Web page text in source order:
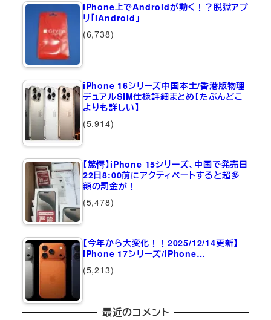
iPhone上でAndroidが動く！？脱獄アプ
リ「iAndroid」
(6,738)
iPhone 16シリーズ中国本土/香港版物理
デュアルSIM仕様詳細まとめ【たぶんどこ
よりも詳しい】
(5,914)
【驚愕】iPhone 15シリーズ、中国で発売日
22日8:00前にアクティベートすると超多
額の罰金が！
(5,478)
【今年から大変化！！2025/12/14更新】
iPhone 17シリーズ/iPhone…
(5,213)
最近のコメント